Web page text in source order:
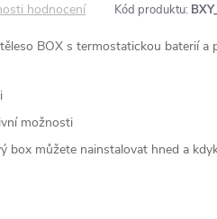
hodnocení Kód produktu:
BOX s termostatickou baterií a
možnosti
box můžete nainstalovat hned a